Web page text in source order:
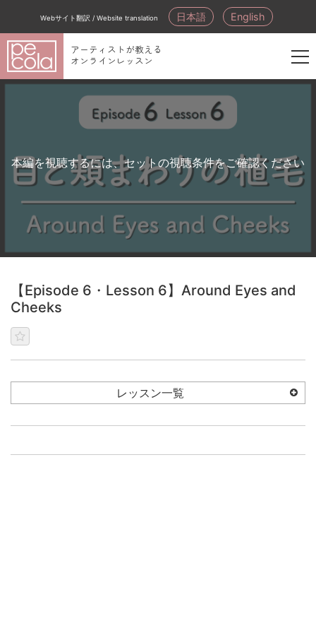
Webサイト翻訳 / Website translation 日本語 English
アーティストが教える
オンラインレッスン
新
録
本編を視聴するには、セットの視聴条件をご確認ください
【Episode 6・Lesson 6】Around Eyes and
Cheeks
レッスン一覧